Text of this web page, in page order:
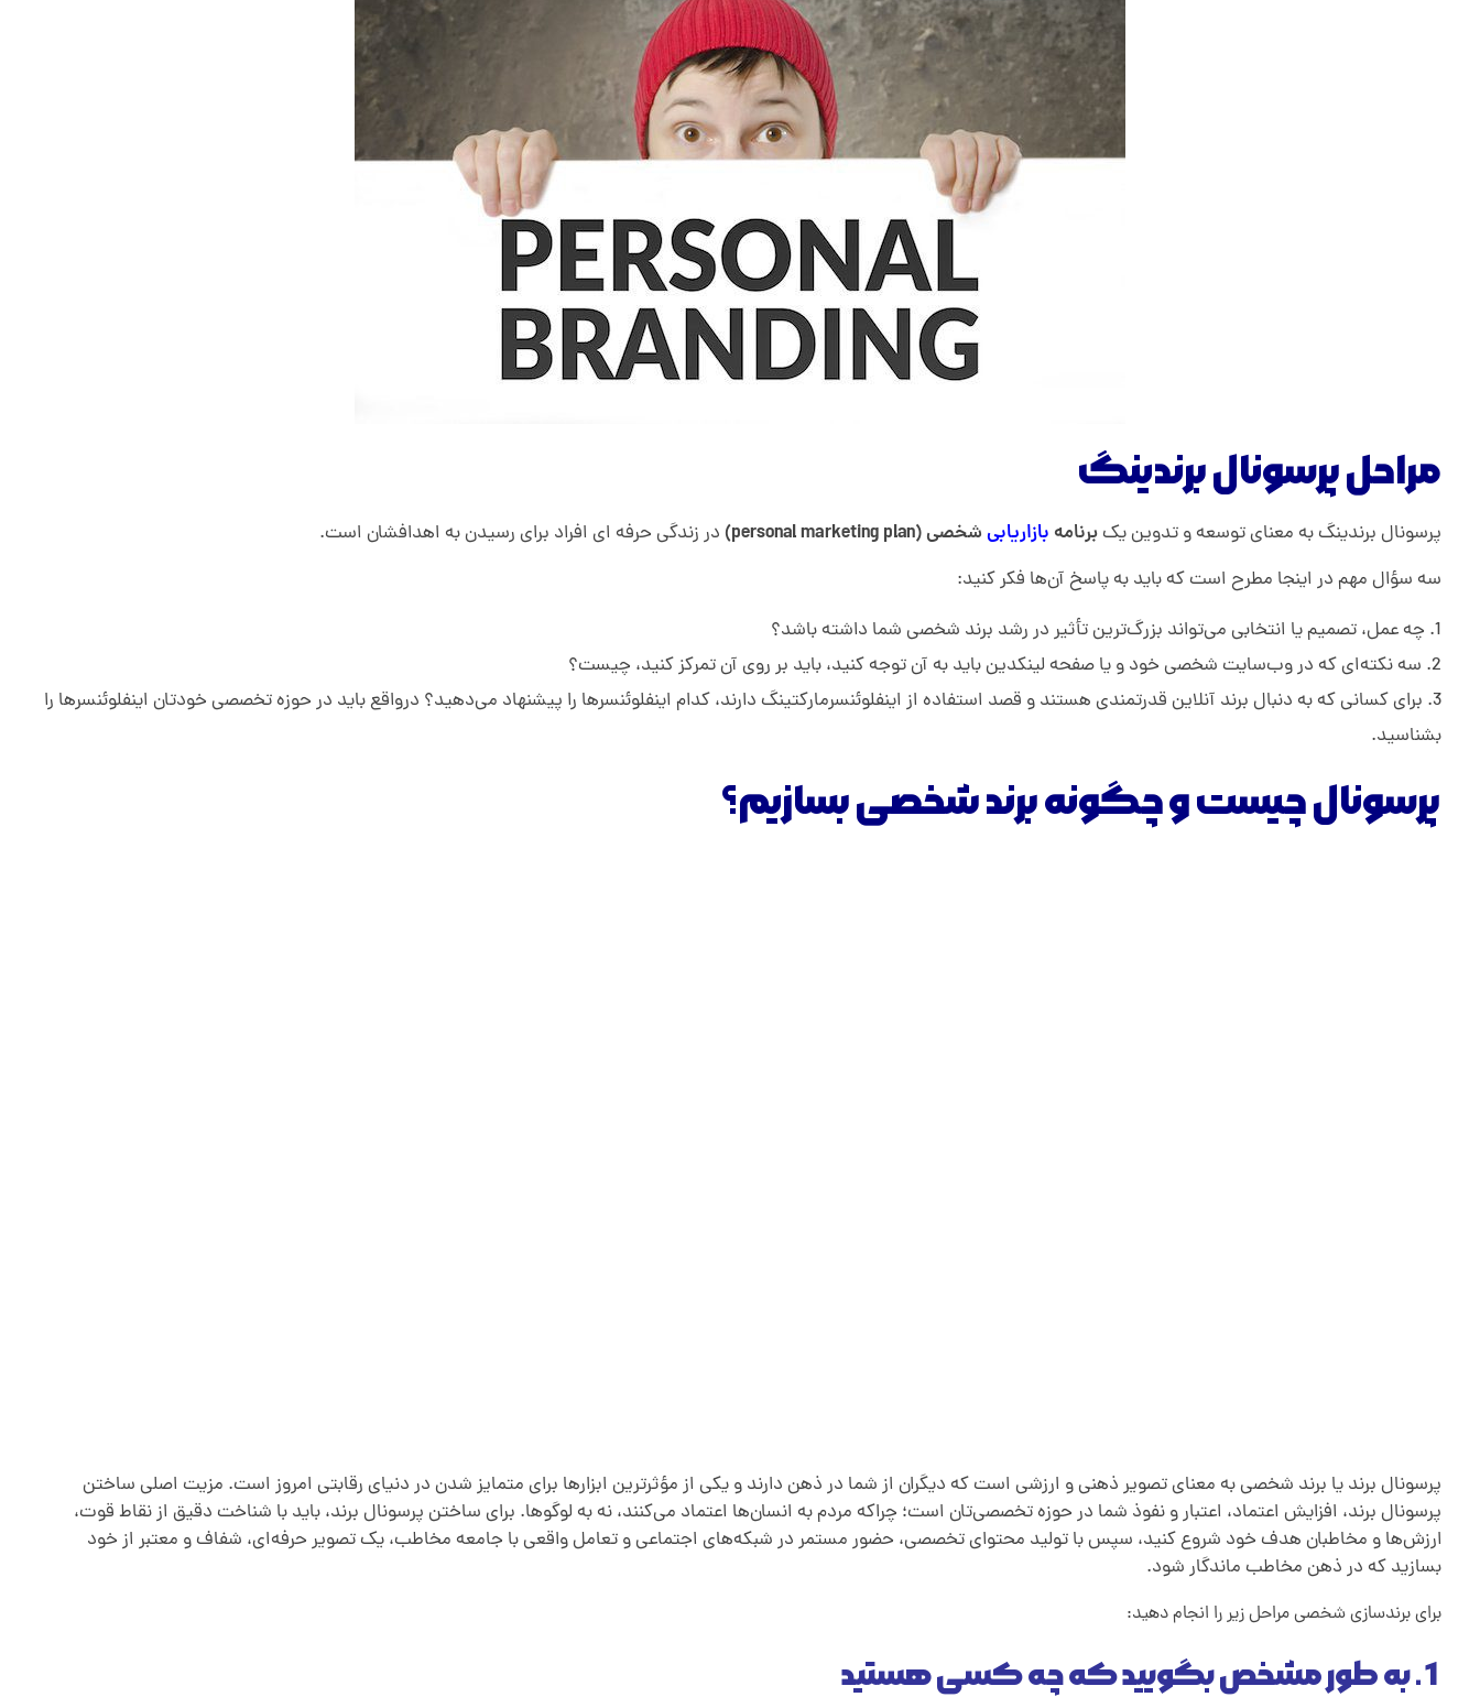
مراحل پرسونال برندینگ
پرسونال برندینگ به معنای توسعه و تدوین یکبرنامه بازاریابیشخصی (personal marketing plan)
در زندگی حرفه ای افراد برای رسیدن به اهدافشان است.
سه سؤال مهم در اینجا مطرح است که باید به پاسخ آن‌ها فکر کنید:
چه عمل، تصمیم یا انتخابی می‌تواند بزرگ‌ترین تأثیر در رشد برند شخصی شما داشته باشد؟
سه نکته‌ای که در وب‌سایت شخصی خود و یا صفحه لینکدین باید به آن توجه کنید، باید بر روی آن تمرکز کنید، چیست؟
برای کسانی که به دنبال برند آنلاین قدرتمندی هستند و قصد استفاده از اینفلوئنسرمارکتینگ دارند، کدام اینفلوئنسرها را پیشنهاد می‌دهید؟ درواقع باید در حوزه تخصصی خودتان اینفلوئنسرها را
بشناسید.
پرسونال چیست و چگونه برند شخصی بسازیم؟
پرسونال برند یا برند شخصی به معنای تصویر ذهنی و ارزشی است که دیگران از شما در ذهن دارند و یکی از مؤثرترین ابزارها برای متمایز شدن در دنیای رقابتی امروز است. مزیت اصلی ساختن
پرسونال برند، افزایش اعتماد، اعتبار و نفوذ شما در حوزه تخصصی‌تان است؛ چراکه مردم به انسان‌ها اعتماد می‌کنند، نه به لوگوها. برای ساختن پرسونال برند، باید با شناخت دقیق از نقاط قوت،
ارزش‌ها و مخاطبان هدف خود شروع کنید، سپس با تولید محتوای تخصصی، حضور مستمر در شبکه‌های اجتماعی و تعامل واقعی با جامعه مخاطب، یک تصویر حرفه‌ای، شفاف و معتبر از خود
بسازید که در ذهن مخاطب ماندگار شود.
برای برندسازی شخصی مراحل زیر را انجام دهید:
1. به طور مشخص بگویید که چه کسی هستید